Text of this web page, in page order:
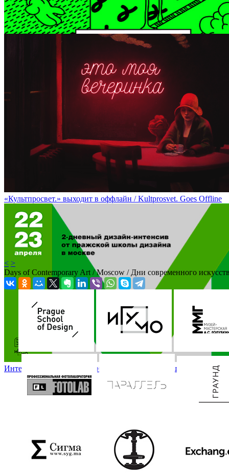
Десятый поэтический моноспектакль Ксении Деменковой /
«Культпросвет.» выходит в оффлайн / Kultprosvet. Goes Offline
Интенсив по личному брендингу от Пражской школы дизайна
< >
Days of Contemporary Art / Moscow / Дни современного